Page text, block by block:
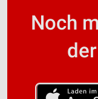
Noch